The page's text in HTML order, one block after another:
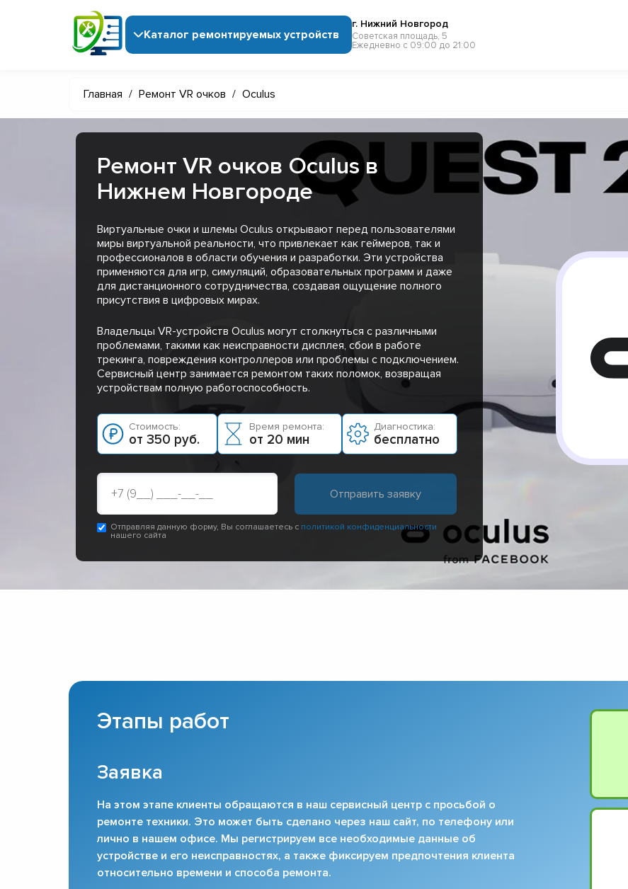
Каталог ремонтируемых устройств
г. Нижний Новгород
Советская площадь, 5
Ежедневно с 09:00 до 21:00
Главная / Ремонт VR очков / Oculus
Ремонт VR очков Oculus в
Нижнем Новгороде
Виртуальные очки и шлемы Oculus открывают перед пользователями
миры виртуальной реальности, что привлекает как геймеров, так и
профессионалов в области обучения и разработки. Эти устройства
применяются для игр, симуляций, образовательных программ и даже
для дистанционного сотрудничества, создавая ощущение полного
присутствия в цифровых мирах.
Владельцы VR-устройств Oculus могут столкнуться с различными
проблемами, такими как неисправности дисплея, сбои в работе
трекинга, повреждения контроллеров или проблемы с подключением.
Сервисный центр занимается ремонтом таких поломок, возвращая
устройствам полную работоспособность.
Стоимость:
от 350 руб.
Время ремонта:
от 20 мин
Диагностика:
бесплатно
Отправляя данную форму, Вы соглашаетесь с политикой конфиденциальности
нашего сайта
Этапы работ
Заявка
На этом этапе клиенты обращаются в наш сервисный центр с просьбой о
ремонте техники. Это может быть сделано через наш сайт, по телефону или
лично в нашем офисе. Мы регистрируем все необходимые данные об
устройстве и его неисправностях, а также фиксируем предпочтения клиента
относительно времени и способа ремонта.